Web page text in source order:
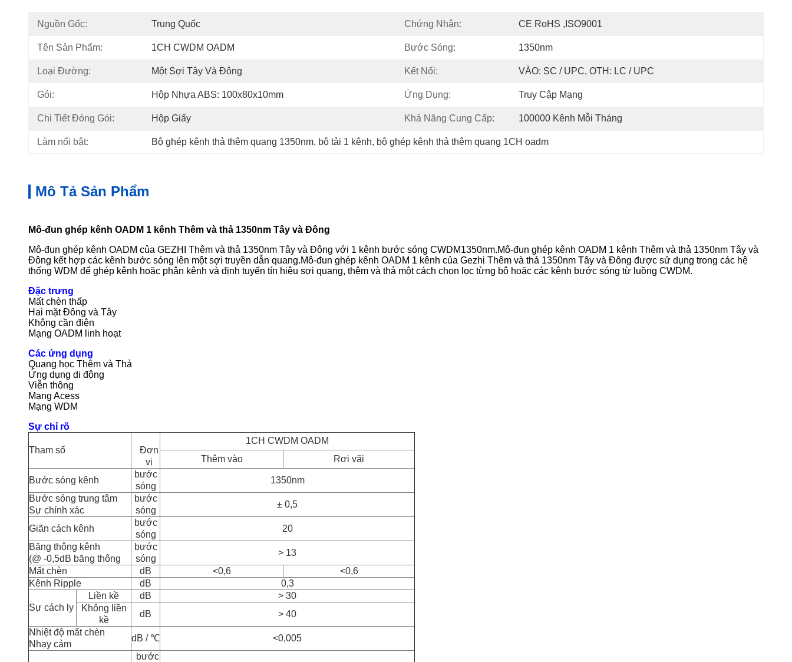
Nguồn Gốc: Trung Quốc Chứng Nhận: CE RoHS ,ISO9001
Tên Sản Phẩm: 1CH CWDM OADM Bước Sóng: 1350nm
Loại Đường: Một Sợi Tây Và Đông Kết Nối: VÀO: SC / UPC, OTH: LC / UPC
Gói: Hộp Nhựa ABS: 100x80x10mm Ứng Dụng: Truy Cập Mạng
Chi Tiết Đóng Gói: Hộp Giấy Khả Năng Cung Cấp: 100000 Kênh Mỗi Tháng
Làm nổi bật: Bộ ghép kênh thả thêm quang 1350nm, bộ tải 1 kênh, bộ ghép kênh thả thêm quang 1CH oadm
Mô Tả Sản Phẩm
Mô-đun ghép kênh OADM 1 kênh Thêm và thả 1350nm Tây và Đông
Mô-đun ghép kênh OADM của GEZHI Thêm và thả 1350nm Tây và Đông với 1 kênh bước sóng CWDM1350nm.Mô-đun ghép kênh OADM 1 kênh Thêm và thả 1350nm Tây và
Đông kết hợp các kênh bước sóng lên một sợi truyền dẫn quang.Mô-đun ghép kênh OADM 1 kênh của Gezhi Thêm và thả 1350nm Tây và Đông được sử dụng trong các hệ
thống WDM để ghép kênh hoặc phân kênh và định tuyến tín hiệu sợi quang, thêm và thả một cách chọn lọc từng bộ hoặc các kênh bước sóng từ luồng CWDM.
Đặc trưng
Mất chèn thấp
Hai mặt Đông và Tây
Không cần điện
Mạng OADM linh hoạt
Các ứng dụng
Quang học Thêm và Thả
Ứng dụng di động
Viễn thông
Mạng Acess
Mạng WDM
Sự chỉ rõ
Tham số
Đơn
vị
1CH CWDM OADM
Thêm vào
Rơi vãi
Bước sóng kênh
bước
sóng
1350nm
Bước sóng trung tâm
Sự chính xác
bước
sóng
± 0,5
Giãn cách kênh
bước
sóng
20
Băng thông kênh
(@ -0,5dB băng thông
bước
sóng
> 13
Mất chèn
dB <0,6 <0,6
Kênh Ripple
dB 0,3
Sự cách ly
Liền kề dB
> 30
Không liền
kề
dB
> 40
Nhiệt độ mất chèn
Nhạy cảm
dB / ℃ <0,005
bước